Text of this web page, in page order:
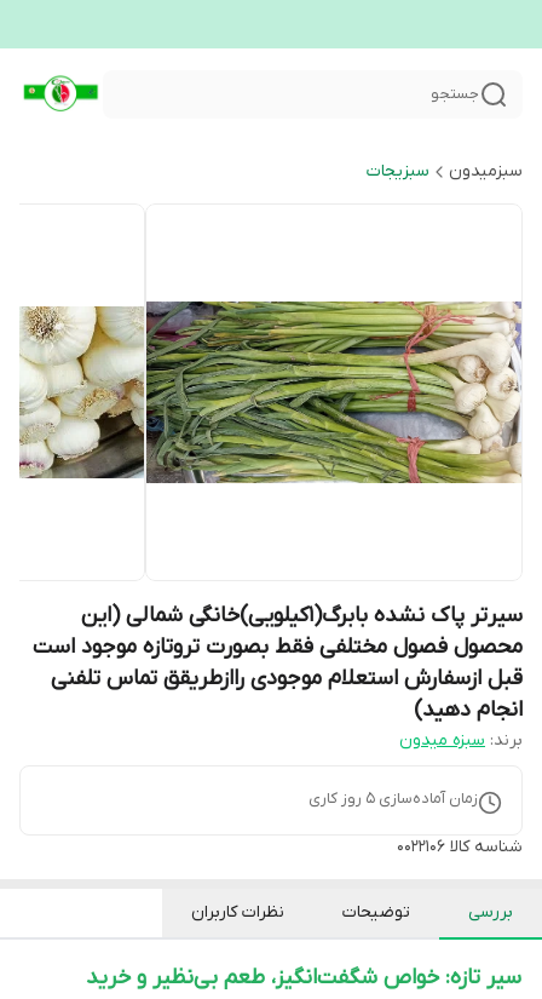
جستجو
سبزمیدون سبزیجات
سیرتر پاک نشده بابرگ(1کیلویی)خانگی شمالی (این
محصول فصول مختلفی فقط بصورت تروتازه موجود است
قبل ازسفارش استعلام موجودی راازطریقق تماس تلفنی
انجام دهید)
برند: سبزه میدون
زمان آماده‌سازی 5 روز کاری
شناسه کالا 0022106
بررسی توضیحات نظرات کاربران
سیر تازه: خواص شگفت‌انگیز، طعم بی‌نظیر و خرید